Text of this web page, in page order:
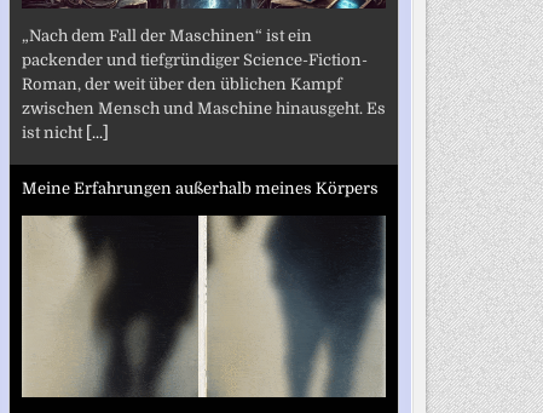
„Nach dem Fall der Maschinen“ ist ein
packender und tiefgründiger Science-Fiction-
Roman, der weit über den üblichen Kampf
zwischen Mensch und Maschine hinausgeht. Es
ist nicht [...]
Meine Erfahrungen außerhalb meines Körpers